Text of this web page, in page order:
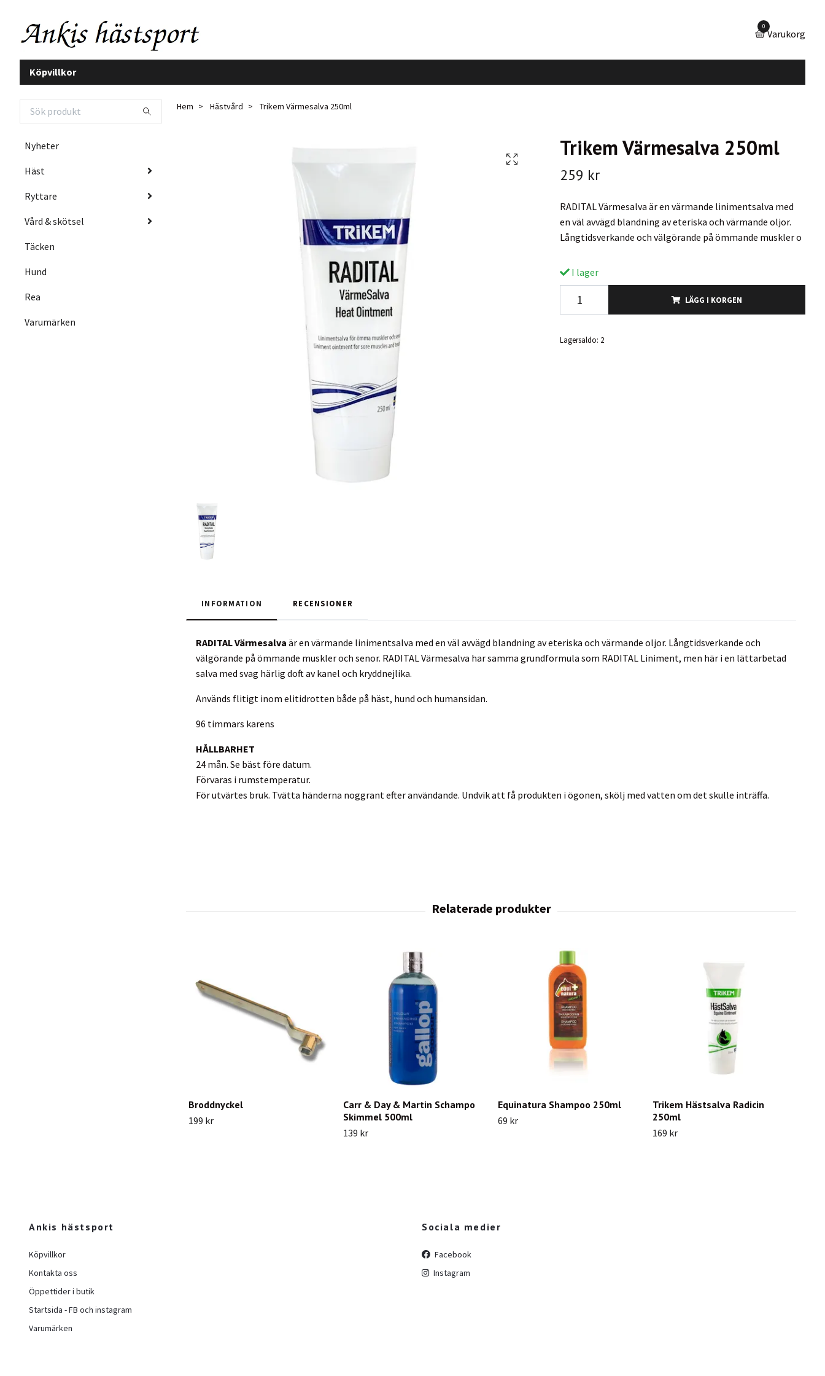
0
Varukorg
Köpvillkor
Nyheter
Häst
Ryttare
Vård & skötsel
Täcken
Hund
Rea
Varumärken
Hem Hästvård Trikem Värmesalva 250ml
Trikem Värmesalva 250ml
259 kr
RADITAL Värmesalva är en värmande linimentsalva med
en väl avvägd blandning av eteriska och värmande oljor.
Långtidsverkande och välgörande på ömmande muskler o
I lager
LÄGG I KORGEN
Lagersaldo: 2
INFORMATION RECENSIONER
RADITAL Värmesalva är en värmande linimentsalva med en väl avvägd blandning av eteriska och värmande oljor. Långtidsverkande och
välgörande på ömmande muskler och senor. RADITAL Värmesalva har samma grundformula som RADITAL Liniment, men här i en lättarbetad
salva med svag härlig doft av kanel och kryddnejlika.
Används flitigt inom elitidrotten både på häst, hund och humansidan.
96 timmars karens
HÅLLBARHET
24 mån. Se bäst före datum.
Förvaras i rumstemperatur.
För utvärtes bruk. Tvätta händerna noggrant efter användande. Undvik att få produkten i ögonen, skölj med vatten om det skulle inträffa.
Broddnyckel
199 kr
Carr & Day & Martin Schampo
Skimmel 500ml
139 kr
Equinatura Shampoo 250ml
69 kr
Trikem Hästsalva Radicin
250ml
169 kr
Ankis hästsport
Köpvillkor
Kontakta oss
Öppettider i butik
Startsida - FB och instagram
Varumärken
Sociala medier
Facebook
Instagram